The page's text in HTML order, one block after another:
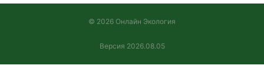
© 2026 Онлайн Экология
Версия 2026.08.05